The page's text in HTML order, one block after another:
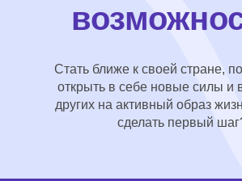
Стать ближе к своей стране,
открыть в себе новые силы и
других на активный образ
сделать первый